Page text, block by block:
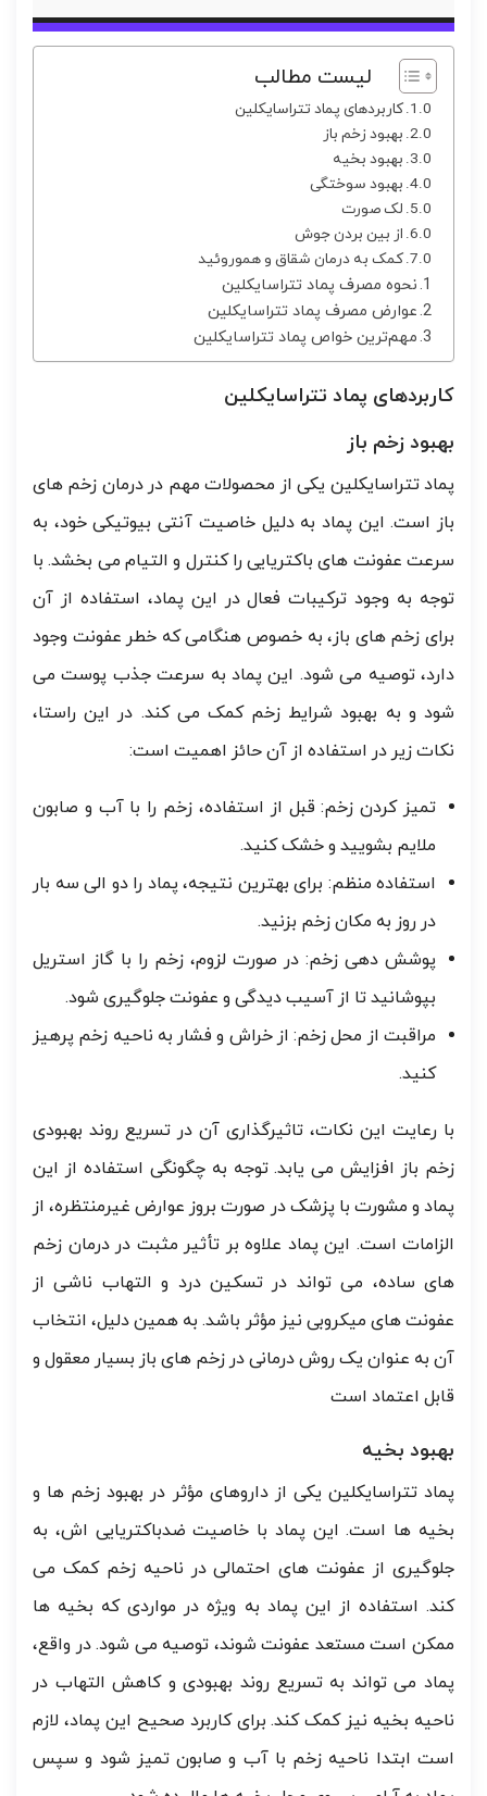
لیست مطالب
کاربردهای پماد تتراسایکلین
بهبود زخم باز
بهبود بخیه
بهبود سوختگی
لک صورت
از بین بردن جوش
کمک به درمان شقاق و هموروئید
نحوه مصرف پماد تتراسایکلین
عوارض مصرف پماد تتراسایکلین
مهم‌ترین خواص پماد تتراسایکلین
کاربردهای پماد تتراسایکلین
بهبود زخم باز
پماد تتراسایکلین یکی از محصولات مهم در درمان زخم های
باز است. این پماد به دلیل خاصیت آنتی بیوتیکی خود، به
سرعت عفونت های باکتریایی را کنترل و التیام می بخشد. با
توجه به وجود ترکیبات فعال در این پماد، استفاده از آن
برای زخم های باز، به خصوص هنگامی که خطر عفونت وجود
دارد، توصیه می شود. این پماد به سرعت جذب پوست می
شود و به بهبود شرایط زخم کمک می کند. در این راستا،
نکات زیر در استفاده از آن حائز اهمیت است:
تمیز کردن زخم: قبل از استفاده، زخم را با آب و صابون
ملایم بشویید و خشک کنید.
استفاده منظم: برای بهترین نتیجه، پماد را دو الی سه بار
در روز به مکان زخم بزنید.
پوشش دهی زخم: در صورت لزوم، زخم را با گاز استریل
بپوشانید تا از آسیب دیدگی و عفونت جلوگیری شود.
مراقبت از محل زخم: از خراش و فشار به ناحیه زخم پرهیز
کنید.
با رعایت این نکات، تاثیرگذاری آن در تسریع روند بهبودی
زخم باز افزایش می یابد. توجه به چگونگی استفاده از این
پماد و مشورت با پزشک در صورت بروز عوارض غیرمنتظره، از
الزامات است. این پماد علاوه بر تأثیر مثبت در درمان زخم
های ساده، می تواند در تسکین درد و التهاب ناشی از
عفونت های میکروبی نیز مؤثر باشد. به همین دلیل، انتخاب
آن به عنوان یک روش درمانی در زخم های باز بسیار معقول و
قابل اعتماد است
بهبود بخیه
پماد تتراسایکلین یکی از داروهای مؤثر در بهبود زخم ها و
بخیه ها است. این پماد با خاصیت ضدباکتریایی اش، به
جلوگیری از عفونت های احتمالی در ناحیه زخم کمک می
کند. استفاده از این پماد به ویژه در مواردی که بخیه ها
ممکن است مستعد عفونت شوند، توصیه می شود. در واقع،
پماد می تواند به تسریع روند بهبودی و کاهش التهاب در
ناحیه بخیه نیز کمک کند. برای کاربرد صحیح این پماد، لازم
است ابتدا ناحیه زخم با آب و صابون تمیز شود و سپس